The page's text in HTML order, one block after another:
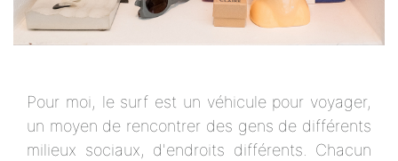
Pour moi, le surf est un véhicule pour voyager,
un moyen de rencontrer des gens de différents
milieux sociaux, d'endroits différents. Chacun